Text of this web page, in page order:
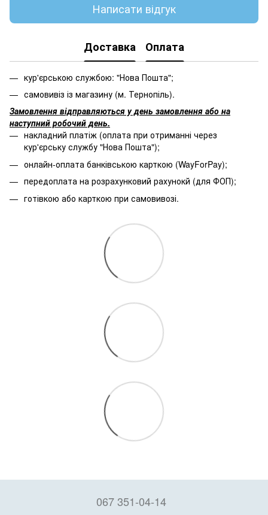
Написати відгук
Доставка Оплата
кур'єрською службою: "Нова Пошта";
самовивіз із магазину (м. Тернопіль).
Замовлення відправляються у день замовлення або на
наступний робочий день.
накладний платіж (оплата при отриманні через
кур'єрську службу "Нова Пошта");
онлайн-оплата банківською карткою (WayForPay);
передоплата на розрахунковий рахунокй (для ФОП);
готівкою або карткою при самовивозі.
067 351-04-14